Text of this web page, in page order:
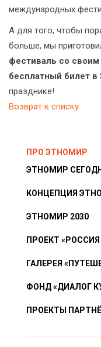
международных
А для того, чтобы
больше, мы
фестиваль со
бесплатный билет
празднике!
Возврат к списку
ПРО ЭТНОМИР
ЭТНОМИР
КОНЦЕПЦИЯ
ЭТНОМИР 2030
ПРОЕКТ
ГАЛЕРЕЯ
ФОНД «ДИАЛОГ
ПРОЕКТЫ